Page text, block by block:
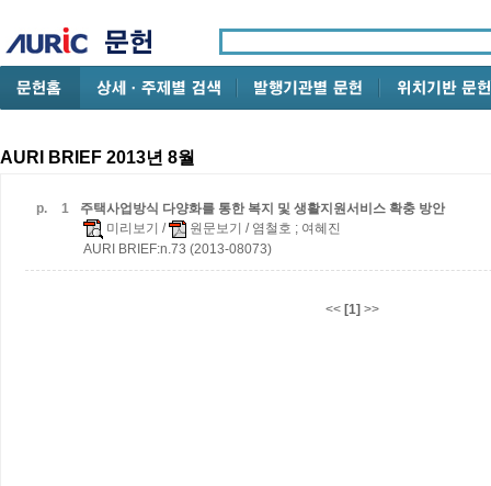
AURI BRIEF 2013년 8월
p. 1
주택사업방식 다양화를 통한 복지 및 생활지원서비스 확충 방안
미리보기 / 원문보기 / 염철호 ; 여혜진
AURI BRIEF:n.73 (2013-08073)
<< [1] >>